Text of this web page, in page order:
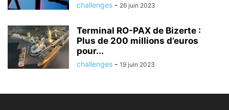
challenges - 26 juin 2023
Terminal RO-PAX de Bizerte :
Plus de 200 millions d’euros
pour...
challenges - 19 juin 2023